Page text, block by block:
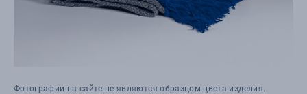
Фотографии на сайте не являются образцом цвета изделия.